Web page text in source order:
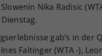
Nika Radisic
gab’s in der
Faltinger (WTA -),